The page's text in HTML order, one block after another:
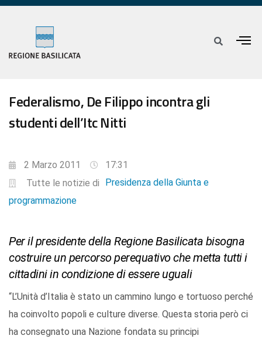
Federalismo, De Filippo incontra gli
studenti dell’Itc Nitti
2 Marzo 2011
17:31
Tutte le notizie di
Presidenza della Giunta e
programmazione
Per il presidente della Regione Basilicata bisogna
costruire un percorso perequativo che metta tutti i
cittadini in condizione di essere uguali
“L’Unità d’Italia è stato un cammino lungo e tortuoso perché
ha coinvolto popoli e culture diverse. Questa storia però ci
ha consegnato una Nazione fondata su principi